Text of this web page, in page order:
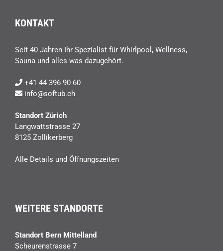
KONTAKT
Seit 40 Jahren Ihr Spezialist für Whirlpool, Wellness,
Sauna und alles was dazugehört.
+41 44 396 90 60
info@softub.ch
Standort Zürich
Langwattstrasse 27
8125 Zollikerberg
Alle Details und Öffnungszeiten
WEITERE STANDORTE
Standort Bern Mittelland
Scheurenstrasse 7